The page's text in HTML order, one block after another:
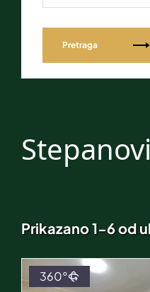
Pretraga
Prikazano 1-6 od
360°